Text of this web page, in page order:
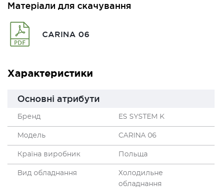
Матеріали для скачування
CARINA 06
Характеристики
Основні атрибути
Бренд ES SYSTEM K
Модель СARINA 06
Країна виробник Польща
Вид обладнання
Холодильне
обладнання